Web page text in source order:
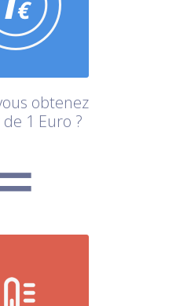
obtenez
1 Euro ?